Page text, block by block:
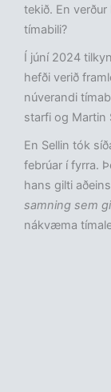
tekið. En
tímabili?
Í júní 2024
hefði verið
núverandi
starfi og Martin
En Sellin tók
febrúar í fyrra.
hans gilti
samning sem
nákvæma